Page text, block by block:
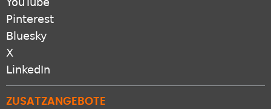
Pinterest
Bluesky
X
LinkedIn